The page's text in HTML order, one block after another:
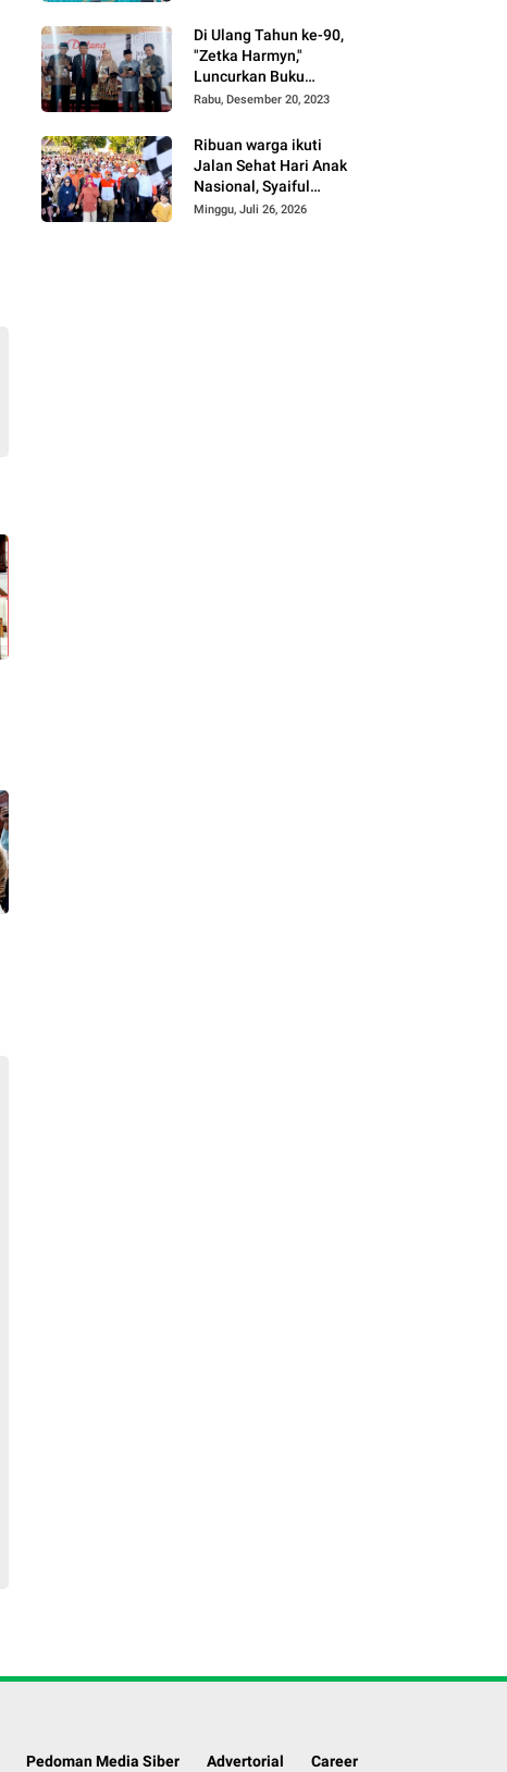
2025/ 2026.
Di Ulang Tahun ke-90,
"Zetka Harmyn,"
Luncurkan Buku
Biografi, Jejak Langkah
5 Benua.
Rabu, Desember 20, 2023
Ribuan warga ikuti
Jalan Sehat Hari Anak
Nasional, Syaiful
Effendi: Soroti
Minggu, Juli 26, 2026
Pedoman Media Siber Advertorial Career